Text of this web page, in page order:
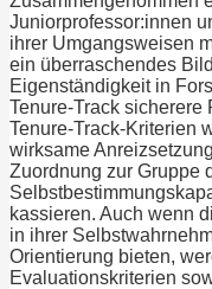
Juniorprofessor:innen
ihrer Umgangsweisen
ein überraschendes
Eigenständigkeit in
Tenure-Track sicherere
Tenure-Track-Kriterien
wirksame
Zuordnung zur Gruppe
kassieren. Auch wenn
in ihrer
Orientierung bieten,
Evaluationskriterien